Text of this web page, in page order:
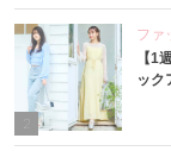
ファ
【1
ッ